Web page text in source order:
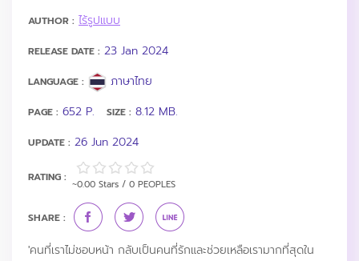
AUTHOR : ไร้รูปแบบ
RELEASE DATE : 23 Jan 2024
LANGUAGE : ภาษาไทย
PAGE : 652 P. SIZE : 8.12 MB.
UPDATE : 26 Jun 2024
RATING :
~0.00 Stars / 0 PEOPLES
SHARE :
'คนที่เราไม่ชอบหน้า กลับเป็นคนที่รักและช่วยเหลือเรามากที่สุดใน